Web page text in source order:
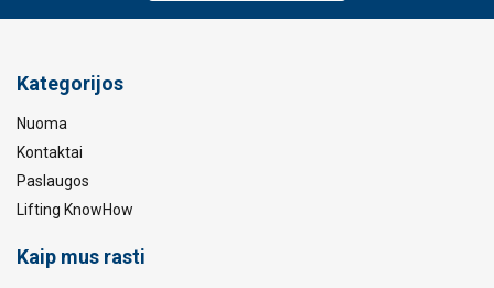
Kategorijos
Nuoma
Kontaktai
Paslaugos
Lifting KnowHow
Kaip mus rasti